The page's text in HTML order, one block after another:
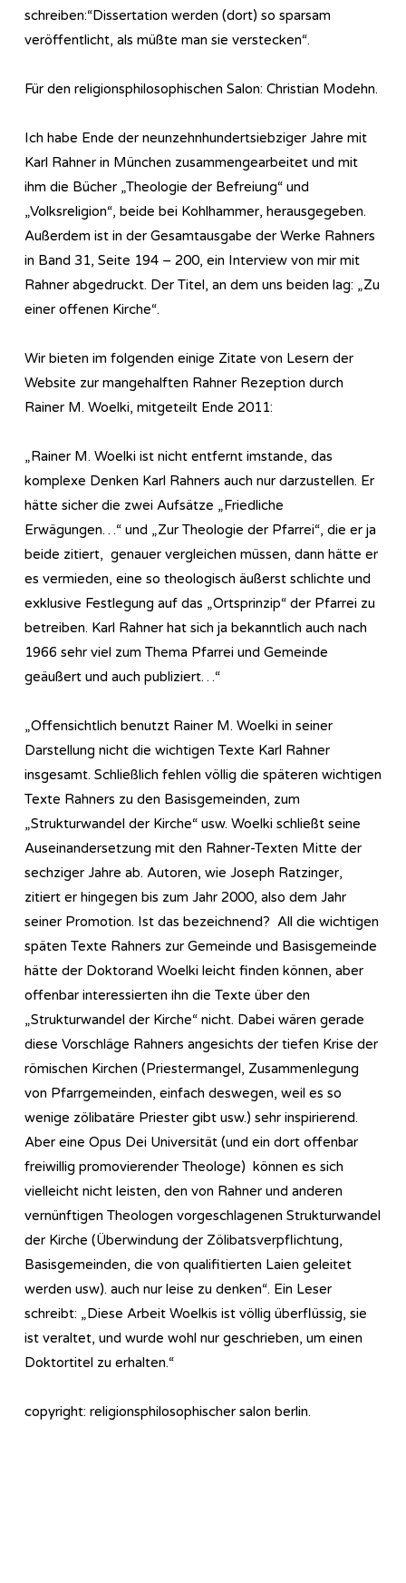
schreiben:“Dissertation werden (dort) so sparsam
veröffentlicht, als müßte man sie verstecken“.
Für den religionsphilosophischen Salon: Christian Modehn.
Ich habe Ende der neunzehnhundertsiebziger Jahre mit
Karl Rahner in München zusammengearbeitet und mit
ihm die Bücher „Theologie der Befreiung“ und
„Volksreligion“, beide bei Kohlhammer, herausgegeben.
Außerdem ist in der Gesamtausgabe der Werke Rahners
in Band 31, Seite 194 – 200, ein Interview von mir mit
Rahner abgedruckt. Der Titel, an dem uns beiden lag: „Zu
einer offenen Kirche“.
Wir bieten im folgenden einige Zitate von Lesern der
Website zur mangehalften Rahner Rezeption durch
Rainer M. Woelki, mitgeteilt Ende 2011:
„Rainer M. Woelki ist nicht entfernt imstande, das
komplexe Denken Karl Rahners auch nur darzustellen. Er
hätte sicher die zwei Aufsätze „Friedliche
Erwägungen…“ und „Zur Theologie der Pfarrei“, die er ja
beide zitiert, genauer vergleichen müssen, dann hätte er
es vermieden, eine so theologisch äußerst schlichte und
exklusive Festlegung auf das „Ortsprinzip“ der Pfarrei zu
betreiben. Karl Rahner hat sich ja bekanntlich auch nach
1966 sehr viel zum Thema Pfarrei und Gemeinde
geäußert und auch publiziert…“
„Offensichtlich benutzt Rainer M. Woelki in seiner
Darstellung nicht die wichtigen Texte Karl Rahner
insgesamt. Schließlich fehlen völlig die späteren wichtigen
Texte Rahners zu den Basisgemeinden, zum
„Strukturwandel der Kirche“ usw. Woelki schließt seine
Auseinandersetzung mit den Rahner-Texten Mitte der
sechziger Jahre ab. Autoren, wie Joseph Ratzinger,
zitiert er hingegen bis zum Jahr 2000, also dem Jahr
seiner Promotion. Ist das bezeichnend? All die wichtigen
späten Texte Rahners zur Gemeinde und Basisgemeinde
hätte der Doktorand Woelki leicht finden können, aber
offenbar interessierten ihn die Texte über den
„Strukturwandel der Kirche“ nicht. Dabei wären gerade
diese Vorschläge Rahners angesichts der tiefen Krise der
römischen Kirchen (Priestermangel, Zusammenlegung
von Pfarrgemeinden, einfach deswegen, weil es so
wenige zölibatäre Priester gibt usw.) sehr inspirierend.
Aber eine Opus Dei Universität (und ein dort offenbar
freiwillig promovierender Theologe) können es sich
vielleicht nicht leisten, den von Rahner und anderen
vernünftigen Theologen vorgeschlagenen Strukturwandel
der Kirche (Überwindung der Zölibatsverpflichtung,
Basisgemeinden, die von qualifitierten Laien geleitet
werden usw). auch nur leise zu denken“. Ein Leser
schreibt: „Diese Arbeit Woelkis ist völlig überflüssig, sie
ist veraltet, und wurde wohl nur geschrieben, um einen
Doktortitel zu erhalten.“
copyright: religionsphilosophischer salon berlin.